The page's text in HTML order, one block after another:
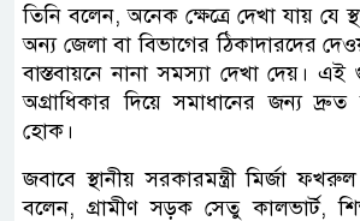
তিনি বলেন, অনেক ক্ষেত্রে দেখা যায় যে
অন্য জেলা বা বিভাগের ঠিকাদারদের
বাস্তবায়নে নানা সমস্যা দেখা দেয়। এই
অগ্রাধিকার দিয়ে সমাধানের জন্য
হোক।
জবাবে স্থানীয় সরকারমন্ত্রী মির্জা
বলেন, গ্রামীণ সড়ক সেতু কালভার্ট,